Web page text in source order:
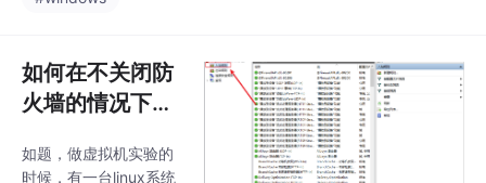
问了~，但是虚拟机和
物理机就是无法通讯。
那么，windows系统
前面出现。我们使用虚
如何在不关闭防
火墙的情况下，
通
如题，做虚拟机实验的
时候，有一台linux系统